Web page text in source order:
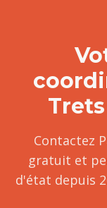
Trets
Contactez
gratuit et
d'état depuis